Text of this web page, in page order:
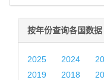
按年份查询各国数据
2025 2024
2019
2018